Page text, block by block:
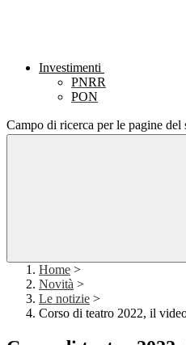
Investimenti
PNRR
PON
Campo di ricerca per le pagine del
Home >
Novità >
Le notizie >
Corso di teatro 2022, il